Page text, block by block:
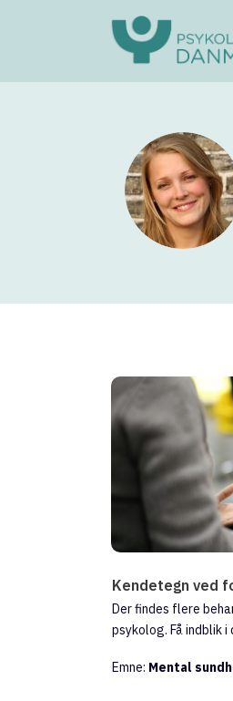
Kendetegn ved
Der findes flere
psykolog. Få indblik
Emne: Mental